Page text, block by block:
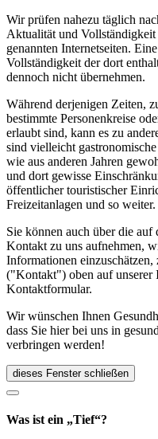
Wir prüfen nahezu täglich
Aktualität und
genannten Internetseiten.
Vollständigkeit der dort
dennoch nicht übernehmen.
Während derjenigen Zeiten,
bestimmte Personenkreise
erlaubt sind, kann es zu
sind vielleicht
wie aus anderen Jahren
und dort gewisse
öffentlicher touristischer
Freizeitanlagen und so weiter.
Sie können auch über die auf
Kontakt zu uns aufnehmen,
Informationen
("Kontakt") oben auf unserer
Kontaktformular.
Wir wünschen Ihnen
dass Sie hier bei uns in
verbringen werden!
dieses Fenster schließen
Was ist ein „Tief“?